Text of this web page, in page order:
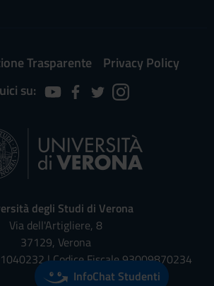
Trasparente
Privacy Policy
su:
degli Studi di Verona
Via dell'Artigliere, 8
37129, Verona
| Codice Fiscale 93009870234
InfoChat Studenti